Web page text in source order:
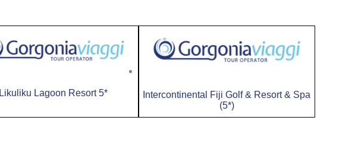
Likuliku Lagoon Resort 5*
Intercontinental Fiji Golf & Resort & Spa
(5*)